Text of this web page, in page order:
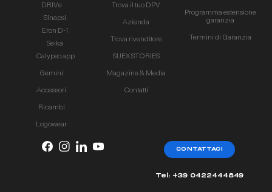
DRIVe
Sinapsi
Eron D-1
Seika
Calypso app
Gemini
Accessori
Ricambi
Logowear
Trova il tuo DPV
Azienda
Trova rivenditore
SUEX STORIES
Magazine & Media
Contatti
Programma estensione
garanzia
Termini di Garanzia
CONTATTACI
Tel: +39 0422444849